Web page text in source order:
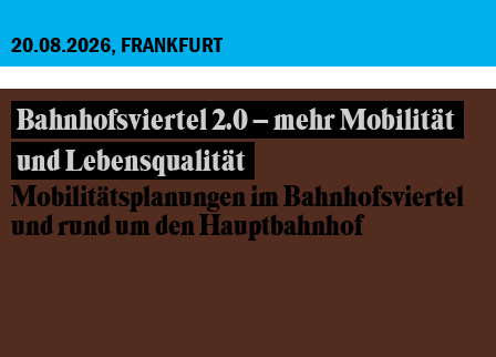
20.08.2026, FRANKFURT
Bahnhofsviertel 2.0 – mehr Mobilität
und Lebensqualität
Mobilitätsplanungen im Bahnhofsviertel
und rund um den Hauptbahnhof